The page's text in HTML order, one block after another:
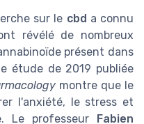
sur le cbd a connu
révélé de nombreux
présent dans
étude de 2019 publiée
montre que le
l'anxiété, le stress et
Le professeur
Fabien